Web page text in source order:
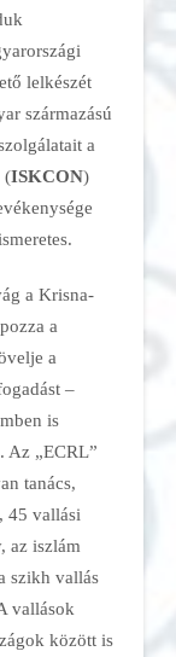
lelkészét
származású
a
(ISKCON)
a Krisna-
a
a
–
is
Az „ECRL”
tanács,
45 vallási
az iszlám
szikh vallás
vallások
között is